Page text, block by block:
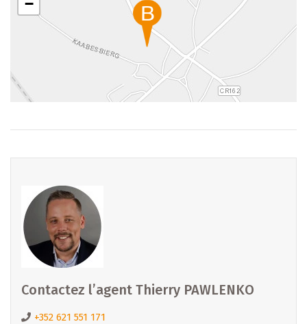
Prix à partir de : [1.242.000 €] - Prix affiché avec TVA 3%
(Taux réduit - sous réserve d’acceptation par
l’Administration compétente)
d’acceptation et de confirmation du montant par
Vente soumise à la loi VEFA – paiements selon avancement
Pour vous aider à estimer votre budget global (frais et
coûts liés), vous pouvez utiliser le simulateur officiel :
https://aides.lu/simulateur-de-cout/
Intéressé ? Contactez-nous
−
Contactez l’agent Thierry PAWLENKO
+352 621 551 171